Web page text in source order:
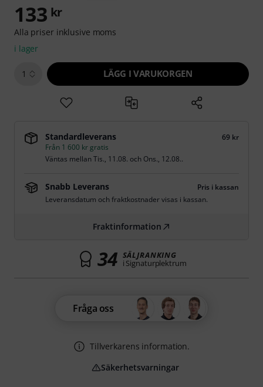
133 kr
Alla priser inklusive moms
i lager
1 LÄGG I VARUKORGEN
Standardleverans
69 kr
Från 1 600 kr gratis
Väntas mellanTis., 11.08. och Ons., 12.08..
Snabb Leverans
Pris i kassan
Leveransdatum och fraktkostnader visas i kassan.
Fraktinformation
34 SÄLJRANKING
i Signaturplektrum
Fråga oss
Tillverkarens information.
Säkerhetsvarningar